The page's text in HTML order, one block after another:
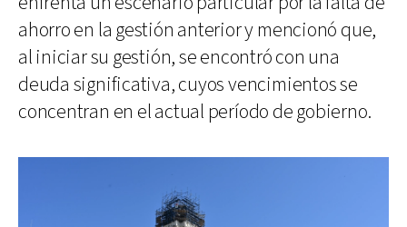
ahorro en la gestión anterior y mencionó que,
al iniciar su gestión, se encontró con una
deuda significativa, cuyos vencimientos se
concentran en el actual período de gobierno.